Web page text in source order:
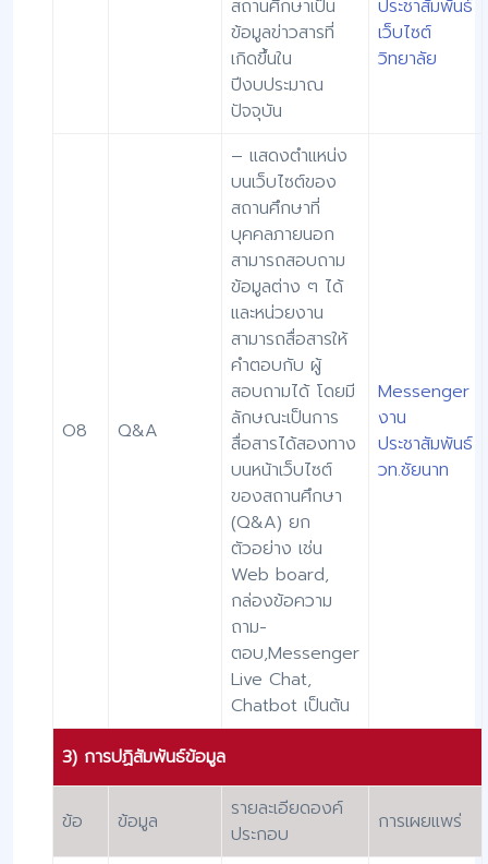
สถานศึกษาเป็น
ข้อมูลข่าวสารที่
เกิดขึ้นใน
ปีงบประมาณ
ปัจจุบัน
ประชาสัมพันธ์
เว็บไซต์
วิทยาลัย
O8 Q&A
– แสดงตำแหน่ง
บนเว็บไซต์ของ
สถานศึกษาที่
บุคคลภายนอก
สามารถสอบถาม
ข้อมูลต่าง ๆ ได้
และหน่วยงาน
สามารถสื่อสารให้
คำตอบกับ ผู้
สอบถามได้ โดยมี
ลักษณะเป็นการ
สื่อสารได้สองทาง
บนหน้าเว็บไซต์
ของสถานศึกษา
(Q&A) ยก
ตัวอย่าง เช่น
Web board,
กล่องข้อความ
ถาม-
ตอบ,Messenger
Live Chat,
Chatbot เป็นต้น
Messenger
งาน
ประชาสัมพันธ์
วท.ชัยนาท
3) การปฏิสัมพันธ์ข้อมูล
ข้อ ข้อมูล
รายละเอียดองค์
ประกอบ
การเผยแพร่